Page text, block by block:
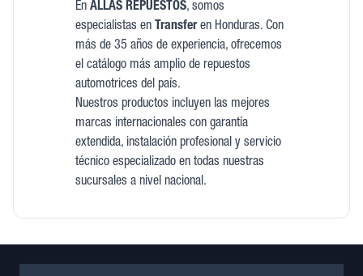
En ALLAS REPUESTOS, somos
especialistas en Transferen Honduras. Con
más de 35 años de experiencia, ofrecemos
el catálogo más amplio de repuestos
automotrices del país.
Nuestros productos incluyen las mejores
marcas internacionales con garantía
extendida, instalación profesional y servicio
técnico especializado en todas nuestras
sucursales a nivel nacional.